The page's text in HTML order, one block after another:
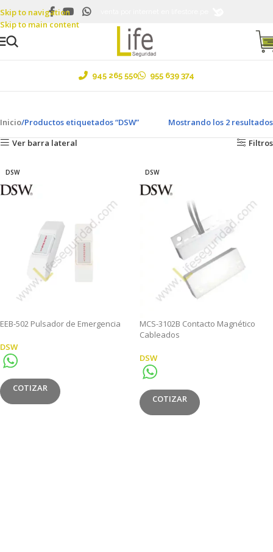
Skip to navigation
Skip to main content
Ventas al por mayor y menor ....¡Envíos a todo el Perú!
945 265 550 955 639 374
Inicio Productos etiquetados “DSW”
Mostrando los 2 resultados
Ver barra lateral
Filtros
DSW
EEB-502 Pulsador de Emergencia
DSW
COTIZAR
DSW
MCS-3102B Contacto Magnético
Cableados
DSW
COTIZAR